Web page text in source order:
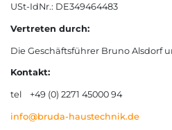
USt-IdNr.: DE349464483
Vertreten durch:
Die Geschäftsführer Bruno Alsdorf
Kontakt:
tel +49 (0) 2271 45000 94
info@bruda-haustechnik.de